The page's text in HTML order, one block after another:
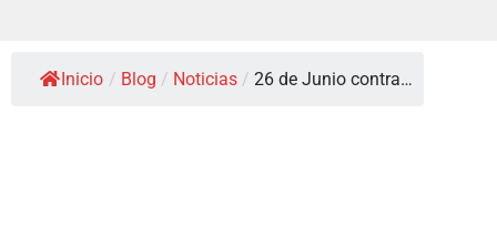
Inicio / Blog / Noticias / 26 de Junio contra…